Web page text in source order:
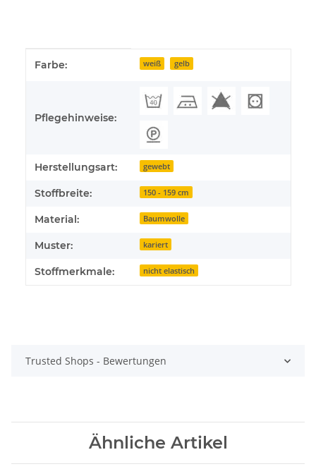
Produkteigenschaft
Wert
Farbe: weiß gelb
Pflegehinweise:
Herstellungsart: gewebt
Stoffbreite: 150 - 159 cm
Material: Baumwolle
Muster: kariert
Stoffmerkmale: nicht elastisch
Trusted Shops - Bewertungen
Ähnliche Artikel